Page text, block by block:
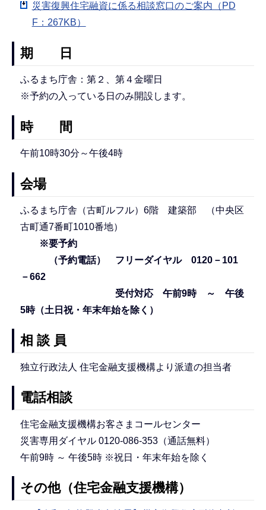
災害復興住宅融資に係る相談窓口のご案内（PD
F：267KB）
期 日
ふるまち庁舎：第２、第４金曜日
※予約の入っている日のみ開設します。
時 間
午前10時30分～午後4時
会場
ふるまち庁舎（古町ルフル）6階 建築部 （中央区
古町通7番町1010番地）
※要予約
（予約電話） フリーダイヤル 0120－101
－662
受付対応 午前9時 ～ 午後
5時（土日祝・年末年始を除く）
相 談 員
独立行政法人 住宅金融支援機構より派遣の担当者
電話相談
住宅金融支援機構お客さまコールセンター
災害専用ダイヤル 0120-086-353（通話無料）
午前9時 ～ 午後5時 ※祝日・年末年始を除く
その他（住宅金融支援機構）